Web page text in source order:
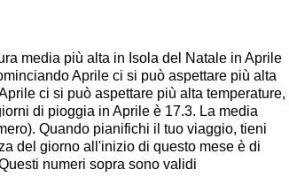
media più alta in Isola del Natale in Aprile
Aprile ci si può aspettare più alta
ci si può aspettare più alta temperature,
di pioggia in Aprile è 17.3. La media
). Quando pianifichi il tuo viaggio, tieni
del giorno all'inizio di questo mese è di
numeri sopra sono validi